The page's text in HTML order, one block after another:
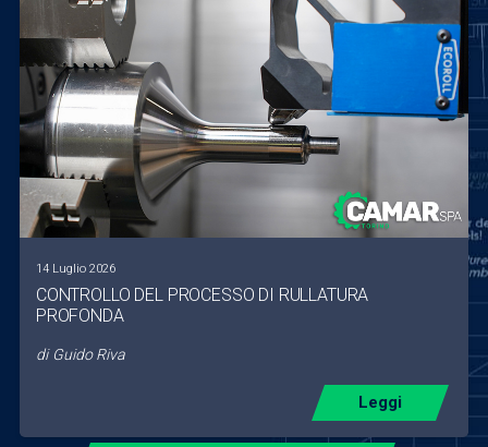
14 Luglio 2026
CONTROLLO DEL PROCESSO DI RULLATURA
PROFONDA
di Guido Riva
Leggi